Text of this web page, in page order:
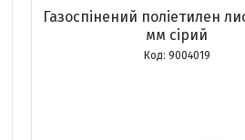
Газоспінений поліетилен
мм сірий
9004019